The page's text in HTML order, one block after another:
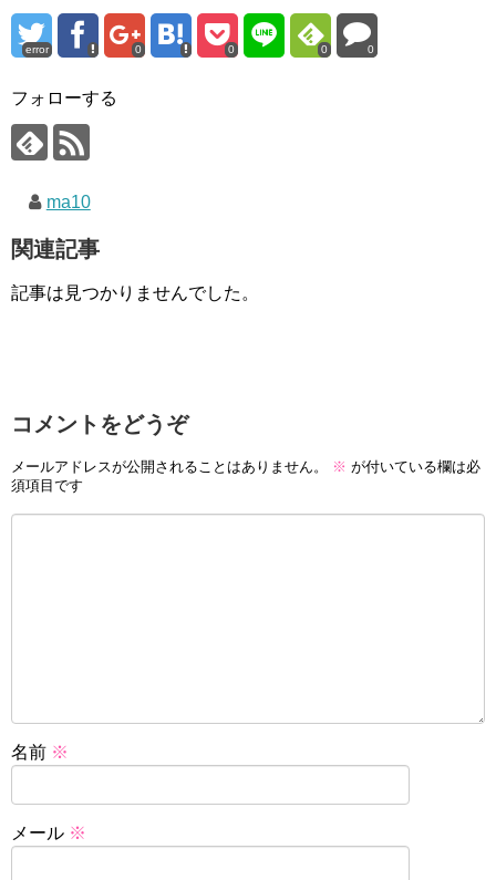
error 0 0 0 0
フォローする
ma10
関連記事
記事は見つかりませんでした。
コメントをどうぞ
メールアドレスが公開されることはありません。 ※ が付いている欄は必
須項目です
名前 ※
メール ※